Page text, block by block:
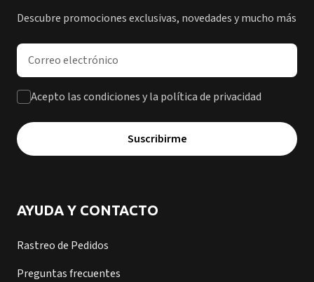
Descubre promociones exclusivas, novedades y mucho más
Dirección de correo electrónico
Acepto las condiciones y la política de privacidad
Suscribirme
AYUDA Y CONTACTO
Rastreo de Pedidos
Preguntas frecuentes